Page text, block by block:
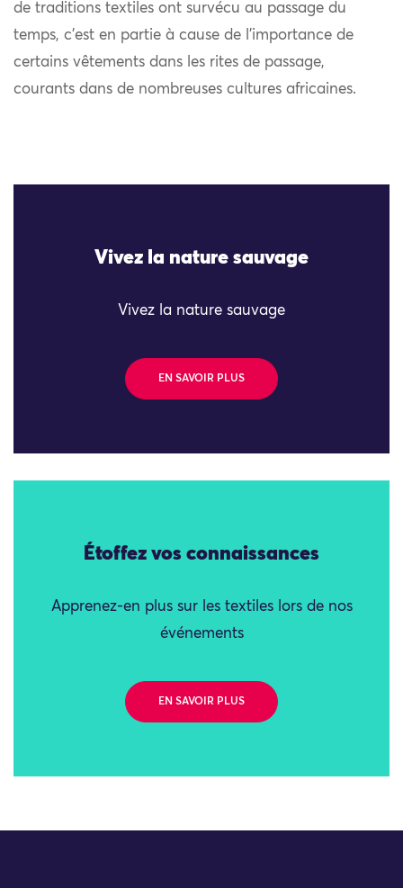
de traditions textiles ont survécu au passage du
temps, c’est en partie à cause de l’importance de
certains vêtements dans les rites de passage,
courants dans de nombreuses cultures africaines.
Vivez la nature sauvage
Vivez la nature sauvage
EN SAVOIR PLUS
Étoffez vos connaissances
Apprenez-en plus sur les textiles lors de nos
événements
EN SAVOIR PLUS